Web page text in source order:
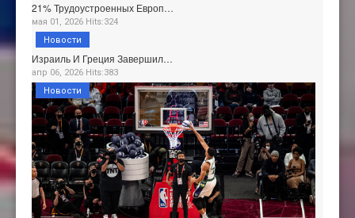
21% Трудоустроенных Европ…
мая 01, 2026 Hits:324
Израиль И Греция Завершил…
апр 06, 2026 Hits:383
Новости
Новости